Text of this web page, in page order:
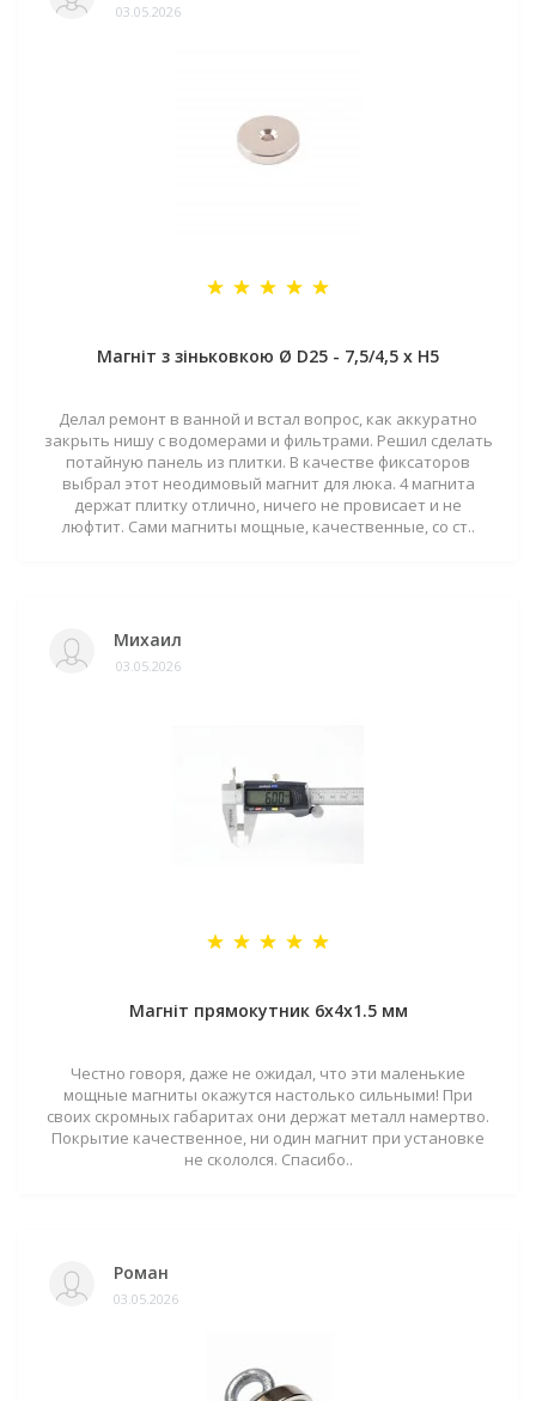
03.05.2026
Магніт з зіньковкою Ø D25 - 7,5/4,5 х H5
Делал ремонт в ванной и встал вопрос, как аккуратно
закрыть нишу с водомерами и фильтрами. Решил сделать
потайную панель из плитки. В качестве фиксаторов
выбрал этот неодимовый магнит для люка. 4 магнита
держат плитку отлично, ничего не провисает и не
люфтит. Сами магниты мощные, качественные, со ст..
Михаил
03.05.2026
Магніт прямокутник 6х4х1.5 мм
Честно говоря, даже не ожидал, что эти маленькие
мощные магниты окажутся настолько сильными! При
своих скромных габаритах они держат металл намертво.
Покрытие качественное, ни один магнит при установке
не скололся. Спасибо..
Роман
03.05.2026